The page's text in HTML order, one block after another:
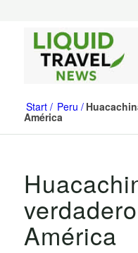
Start Peru
América
América